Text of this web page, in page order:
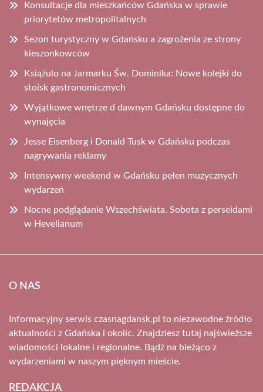
Konsultacje dla mieszkańców Gdańska w sprawie
priorytetów metropolitalnych
Sezon turystyczny w Gdańsku a zagrożenia ze strony
kieszonkowców
Książulo na Jarmarku Św. Dominika: Nowe kolejki do
stoisk gastronomicznych
Wyjątkowe wnętrze d dawnym Gdańsku dostępne do
wynajęcia
Jesse Eisenberg i Donald Tusk w Gdańsku podczas
nagrywania reklamy
Intensywny weekend w Gdańsku pełen muzycznych
wydarzeń
Nocne podglądanie Wszechświata. Sobota z perseidami
w Hevelianum
O NAS
Informacyjny serwis czasnagdansk.pl to niezawodne źródło
aktualności z Gdańska i okolic. Znajdziesz tutaj najświeższe
wiadomości lokalne i regionalne. Bądź na bieżąco z
wydarzeniami w naszym pięknym mieście.
REDAKCJA